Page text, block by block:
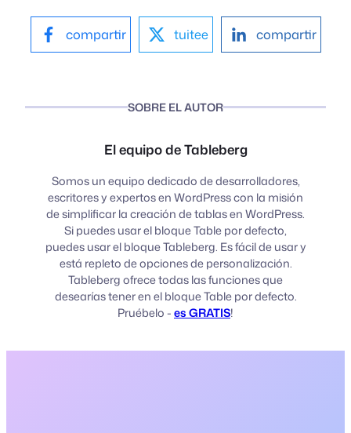
compartir tuitee compartir
SOBRE EL AUTOR
El equipo de Tableberg
Somos un equipo dedicado de desarrolladores,
escritores y expertos en WordPress con la misión
de simplificar la creación de tablas en WordPress.
Si puedes usar el bloque Table por defecto,
puedes usar el bloque Tableberg. Es fácil de usar y
está repleto de opciones de personalización.
Tableberg ofrece todas las funciones que
desearías tener en el bloque Table por defecto.
Pruébelo -es GRATIS!